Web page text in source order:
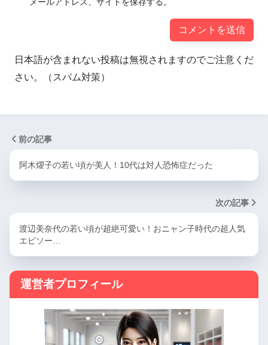
日本語が含まれない投稿は無視されますのでご注意くだ
さい。（スパム対策）
前の記事
阿木燿子の若い頃が美人！10代は対人恐怖症だった
次の記事
渡辺美奈代の若い頃が超絶可愛い！おニャン子時代の超人気
エピソー…
運営者プロフィール